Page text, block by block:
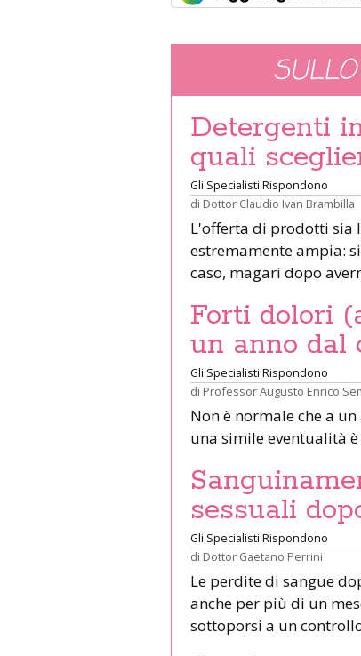
Detergenti
quali
Gli Specialisti Rispondono
di Dottor Claudio Ivan Brambilla
L'offerta di prodotti sia
estremamente ampia:
caso, magari dopo
Forti dolori
un anno dal
Gli Specialisti Rispondono
di Professor Augusto Enrico
Non è normale che a
una simile eventualità
sessuali
Gli Specialisti Rispondono
di Dottor Gaetano Perrini
Le perdite di sangue
anche per più di un
sottoporsi a un